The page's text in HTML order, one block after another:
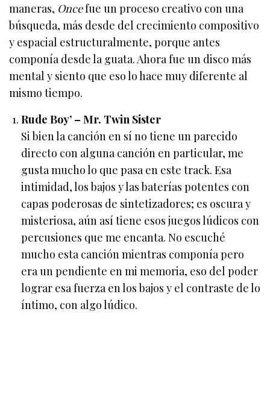
maneras, Oncefue un proceso creativo con una
búsqueda, más desde del crecimiento compositivo
y espacial estructuralmente, porque antes
componía desde la guata. Ahora fue un disco más
mental y siento que eso lo hace muy diferente al
mismo tiempo.
Rude Boy’ – Mr. Twin Sister
Si bien la canción en sí no tiene un parecido
directo con alguna canción en particular, me
gusta mucho lo que pasa en este track. Esa
intimidad, los bajos y las baterías potentes con
capas poderosas de sintetizadores; es oscura y
misteriosa, aún así tiene esos juegos lúdicos con
percusiones que me encanta. No escuché
mucho esta canción mientras componía pero
era un pendiente en mi memoria, eso del poder
lograr esa fuerza en los bajos y el contraste de lo
íntimo, con algo lúdico.